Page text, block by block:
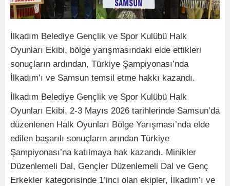
İlkadım Belediye Gençlik ve Spor Kulübü Halk
Oyunları Ekibi, bölge yarışmasındaki elde ettikleri
sonuçların ardından, Türkiye Şampiyonası’nda
İlkadım’ı ve Samsun temsil etme hakkı kazandı.
İlkadım Belediye Gençlik ve Spor Kulübü Halk
Oyunları Ekibi, 2-3 Mayıs 2026 tarihlerinde Samsun’da
düzenlenen Halk Oyunları Bölge Yarışması’nda elde
edilen başarılı sonuçların arından Türkiye
Şampiyonası’na katılmaya hak kazandı. Minikler
Düzenlemeli Dal, Gençler Düzenlemeli Dal ve Genç
Erkekler kategorisinde 1’inci olan ekipler, İlkadım’ı ve